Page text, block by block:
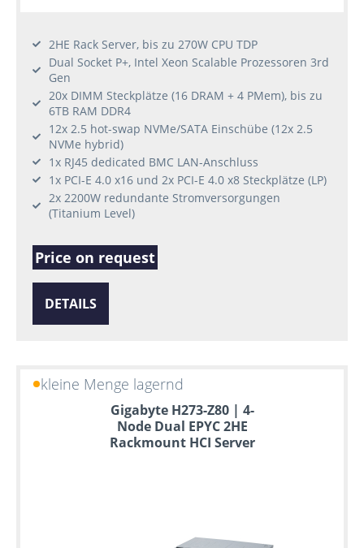
2HE Rack Server, bis zu 270W CPU TDP
Dual Socket P+, Intel Xeon Scalable Prozessoren 3rd
Gen
20x DIMM Steckplätze (16 DRAM + 4 PMem), bis zu
6TB RAM DDR4
12x 2.5 hot-swap NVMe/SATA Einschübe (12x 2.5
NVMe hybrid)
1x RJ45 dedicated BMC LAN-Anschluss
1x PCI-E 4.0 x16 und 2x PCI-E 4.0 x8 Steckplätze (LP)
2x 2200W redundante Stromversorgungen
(Titanium Level)
Price on request
DETAILS
kleine Menge lagernd
Gigabyte H273-Z80 | 4-
Node Dual EPYC 2HE
Rackmount HCI Server